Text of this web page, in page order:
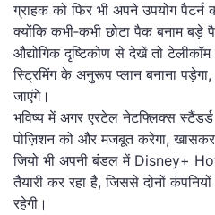
ग्राहक को फिर भी अपने उपयोग पैटर्न
क्योंकि कभी‑कभी छोटा पैक बनाम बड़े
औद्योगिक दृष्टिकोण से देखें तो
स्ट्रिमिंग के अनुरूप प्लान बनाना पड़ेगा,
जाएंगे।
भविष्य में अगर एरटेल नेटफ्लिक्स
पोज़िशन को और मजबूत करेगा,
जियो भी अपनी बंडल में Disney+
तैयारी कर रहा है, जिससे दोनों कंपनियों
रहेगी।